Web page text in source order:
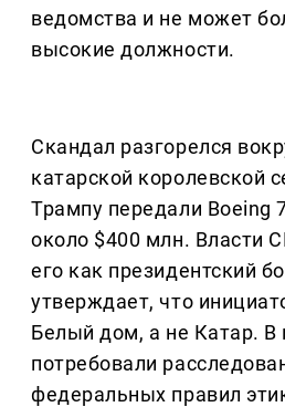
ведомства и не может
высокие должности.
Скандал разгорелся
катарской королевской
Трампу передали Boeing
около $400 млн. Власти
его как президентский
утверждает, что
Белый дом, а не Катар.
потребовали
федеральных правил